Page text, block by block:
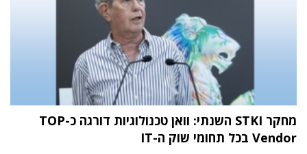
מחקר STKI השנתי: וואן טכנולוגיות דורגה כ-TOP
Vendor בכל תחומי שוק ה-IT